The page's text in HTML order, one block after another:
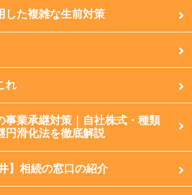
した複雑な生前対策
れ
事業承継対策｜自社株式・種類
円滑化法を徹底解説
】相続の窓口の紹介